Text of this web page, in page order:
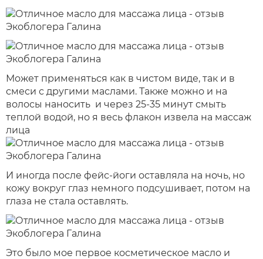
Может применяться как в чистом виде, так и в
смеси с другими маслами. Также можно и на
волосы наносить и через 25-35 минут смыть
теплой водой, но я весь флакон извела на массаж
лица
И иногда после фейс-йоги оставляла на ночь, но
кожу вокруг глаз немного подсушивает, потом на
глаза не стала оставлять.
Это было мое первое косметическое масло и